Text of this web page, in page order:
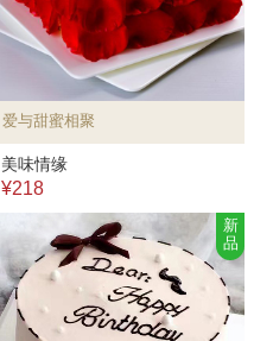
爱与甜蜜相聚
美味情缘
¥218
新
品